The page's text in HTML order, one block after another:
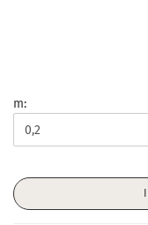
m: